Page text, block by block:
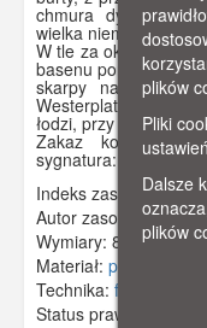
chmura dymu
wielka niemiecka
W tle za okrętem
basenu portowego
skarpy na terenie
Westerplatte wraz z
łodzi, przy którym
Zakaz
sygnatura: GK-5-1-
Indeks zasobu:IPN
Autor zasobu:Luben
Wymiary: 85 x 51 mm
Materiał: papier
Technika: fotografia
Status prawny:
plików
Pliki
Dalsze
plików